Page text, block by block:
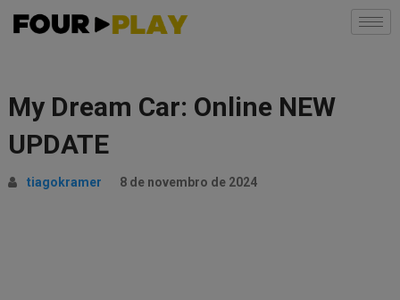
My Dream Car: Online NEW
UPDATE
tiagokramer 8 de novembro de 2024